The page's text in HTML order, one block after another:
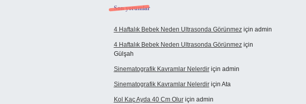
Son yorumlar
4 Haftalık Bebek Neden Ultrasonda Görünmeziçin admin
4 Haftalık Bebek Neden Ultrasonda Görünmeziçin
Gülşah
Sinematografik Kavramlar Nelerdiriçin admin
Sinematografik Kavramlar Nelerdiriçin Ata
Kol Kaç Ayda 40 Cm Oluriçin admin